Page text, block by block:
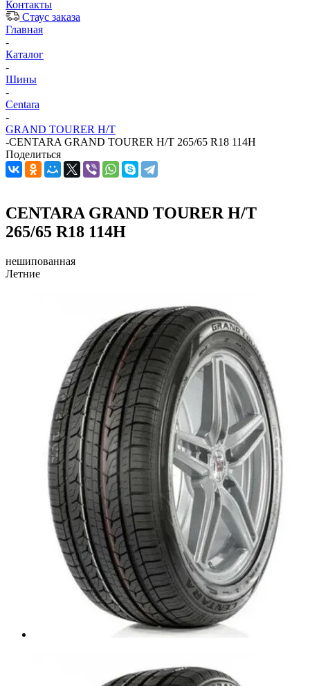
Контакты
Стаус заказа
Главная
-
Каталог
-
Шины
-
Centara
-
GRAND TOURER H/T
-CENTARA GRAND TOURER H/T 265/65 R18 114H
Поделиться
CENTARA GRAND TOURER H/T
265/65 R18 114H
нешипованная
Летние